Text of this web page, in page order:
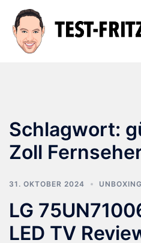
Inhalt
springen
Schlagwort:
Zoll
31. OKTOBER 2024
LG
LED TV